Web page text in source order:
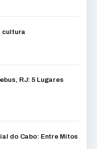
cultura
RJ: 5 Lugares
do Cabo: Entre Mitos